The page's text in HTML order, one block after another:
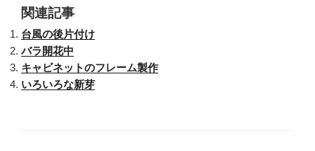
関連記事
台風の後片付け
バラ開花中
キャビネットのフレーム製作
いろいろな新芽